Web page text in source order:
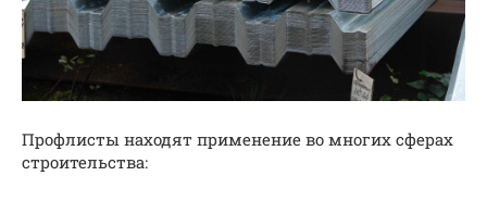
Профлисты находят применение во многих сферах
строительства: